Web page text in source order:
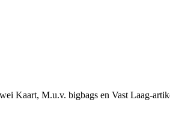
Kaart, M.u.v. bigbags en Vast Laag-